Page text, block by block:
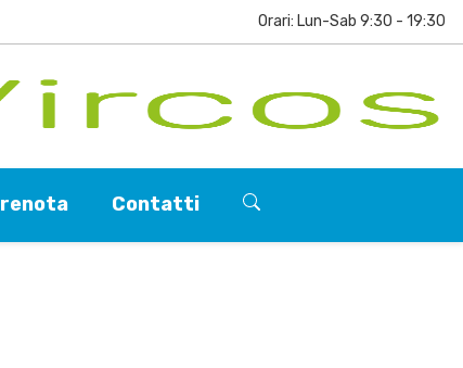
Orari: Lun-Sab 9:30 - 19:30
Contatti